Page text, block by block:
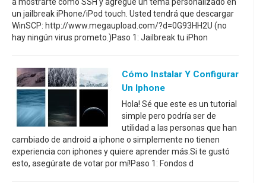
un jailbreak iPhone/iPod touch. Usted tendrá que descargar
WinSCP: http://www.megaupload.com/?d=0G93HH2U (no
hay ningún virus prometo.)Paso 1: Jailbreak tu iPhon
Cómo Instalar Y Configurar
Un Iphone
Hola! Sé que este es un tutorial
simple pero podría ser de
utilidad a las personas que han
cambiado de android a iphone o simplemente no tienen
experiencia con iphones y quiere aprender más.Si te gustó
esto, asegúrate de votar por mí!Paso 1: Fondos d